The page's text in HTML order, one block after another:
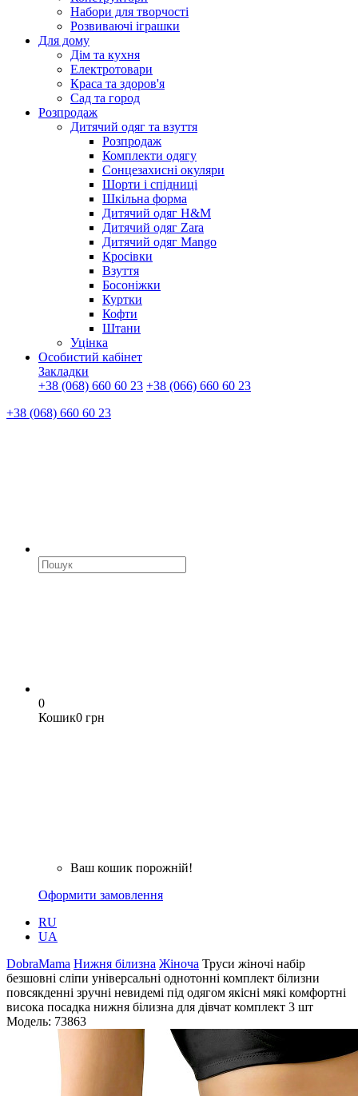
Набори для творчості
Розвиваючі іграшки
Для дому
Дім та кухня
Електротовари
Краса та здоров'я
Сад та город
Розпродаж
Дитячий одяг та взуття
Розпродаж
Комплекти одягу
Сонцезахисні окуляри
Шорти і спідниці
Шкільна форма
Дитячий одяг H&M
Дитячий одяг Zara
Дитячий одяг Mango
Кросівки
Взуття
Босоніжки
Куртки
Кофти
Штани
Уцінка
Особистий кабінет
Закладки
+38 (068) 660 60 23 +38 (066) 660 60 23
+38 (068) 660 60 23
0
Кошик0 грн
Ваш кошик порожній!
Оформити замовлення
RU
UA
DobraMama Нижня білизна Жіноча Труси жіночі набір
безшовні сліпи універсальні однотонні комплект білизни
повсякденні зручні невидемі під одягом якісні мякі комфортні
висока посадка нижня білизна для дівчат комплект 3 шт
Модель: 73863